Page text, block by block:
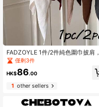
FADZOYLE 1件/2件純色圍巾披肩，
穆斯林頭巾，四季通用秋冬保暖女款
針織打結開襟三角披肩，柔軟圍巾，
婚禮與禮品配件
僅剩3件
HK$86.00
1other sellers